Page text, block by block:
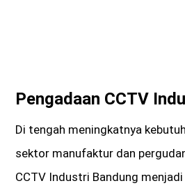
Pengadaan CCTV
Di tengah meningkatnya
sektor manufaktur dan
CCTV Industri Bandung